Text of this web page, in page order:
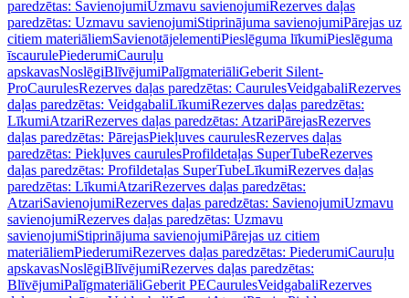
paredzētas: SavienojumiUzmavu savienojumiRezerves daļas
paredzētas: Uzmavu savienojumiStiprinājuma savienojumiPārejas uz
citiem materiāliemSavienotājelementiPieslēguma līkumiPieslēguma
īscaurulePiederumiCauruļu
apskavasNoslēgiBlīvējumiPalīgmateriāliGeberit Silent-
ProCaurulesRezerves daļas paredzētas: CaurulesVeidgabaliRezerves
daļas paredzētas: VeidgabaliLīkumiRezerves daļas paredzētas:
LīkumiAtzariRezerves daļas paredzētas: AtzariPārejasRezerves
daļas paredzētas: PārejasPiekļuves caurulesRezerves daļas
paredzētas: Piekļuves caurulesProfildetaļas SuperTubeRezerves
daļas paredzētas: Profildetaļas SuperTubeLīkumiRezerves daļas
paredzētas: LīkumiAtzariRezerves daļas paredzētas:
AtzariSavienojumiRezerves daļas paredzētas: SavienojumiUzmavu
savienojumiRezerves daļas paredzētas: Uzmavu
savienojumiStiprinājuma savienojumiPārejas uz citiem
materiāliemPiederumiRezerves daļas paredzētas: PiederumiCauruļu
apskavasNoslēgiBlīvējumiRezerves daļas paredzētas:
BlīvējumiPalīgmateriāliGeberit PECaurulesVeidgabaliRezerves